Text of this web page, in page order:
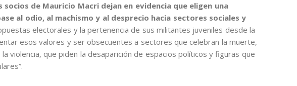
socios de Mauricio Macri dejan en evidencia que eligen una
al odio, al machismo y al desprecio hacia sectores sociales y
electorales y la pertenencia de sus militantes juveniles desde la
esos valores y ser obsecuentes a sectores que celebran la muerte,
violencia, que piden la desaparición de espacios políticos y figuras que